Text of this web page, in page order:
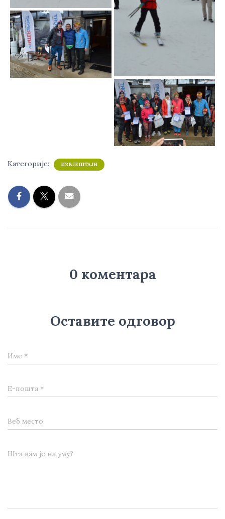
Категорије: ИЗВЈЕШТАЈИ
0 коментара
Оставите одговор
Име *
Е-пошта *
Веб место
Шта вам је на уму?